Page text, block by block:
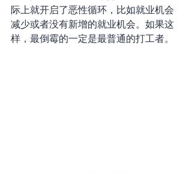
际上就开启了恶性循环，比如就业机会
减少或者没有新增的就业机会。如果这
样，最倒霉的一定是最普通的打工者。